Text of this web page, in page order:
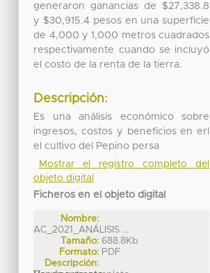
generaron ganancias de $27,338.8
y $30,915.4 pesos en una superficie
de 4,000 y 1,000 metros cuadrados
respectivamente cuando se incluyó
el costo de la renta de la tierra.
Descripción:
Es una análisis económico sobre
ingresos, costos y beneficios en erl
el cultivo del Pepino persa
Mostrar el registro completo del
objeto digital
Ficheros en el objeto digital
Nombre:
AC_2021_ANÁLISIS ...
Tamaño: 688.8Kb
Formato: PDF
Descripción: